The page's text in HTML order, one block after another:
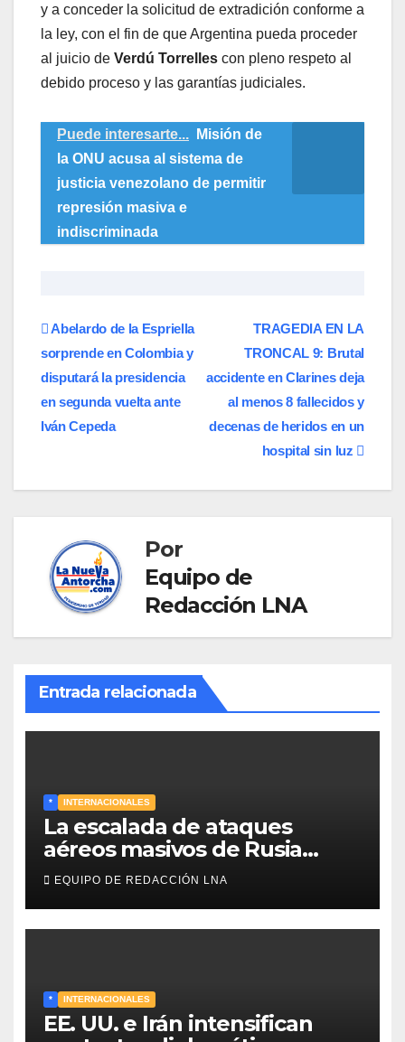
y a conceder la solicitud de extradición conforme a
la ley, con el fin de que Argentina pueda proceder
al juicio de Verdú Torrelles con pleno respeto al
debido proceso y las garantías judiciales.
Puede interesarte...
Misión de
la ONU acusa al sistema de
justicia venezolano de permitir
represión masiva e
indiscriminada
Navegación
de
entradas
TRAGEDIA EN LA
TRONCAL 9: Brutal
accidente en Clarines deja
al menos 8 fallecidos y
decenas de heridos en un
hospital sin luz
​Abelardo de la Espriella
sorprende en Colombia y
disputará la presidencia
en segunda vuelta ante
Iván Cepeda
Por
Equipo de
Redacción LNA
Entrada relacionada
* INTERNACIONALES
La escalada de ataques
aéreos masivos de Rusia
sobre Kiev y centros
energéticos eleva la tensión
en el conflicto ucraniano
EQUIPO DE REDACCIÓN LNA
* INTERNACIONALES
EE. UU. e Irán intensifican